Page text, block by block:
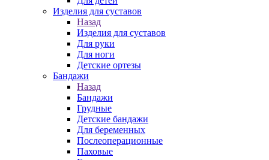
Изделия для суставов
Назад
Изделия для суставов
Для руки
Для ноги
Детские ортезы
Бандажи
Назад
Бандажи
Грудные
Детские бандажи
Для беременных
Послеоперационные
Паховые